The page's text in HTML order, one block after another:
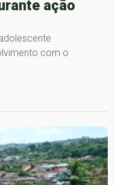
ação
com o